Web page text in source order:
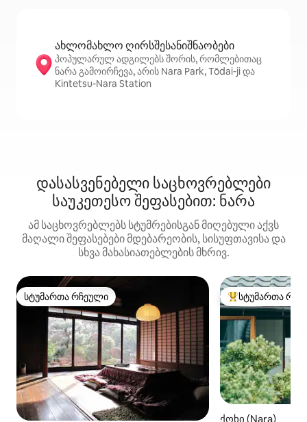
ახლომახლო ღირსშესანიშნაობები
პოპულარულ ადგილებს შორის, რომლებითაც
ნარა გამოირჩევა, არის Nara Park, Tōdai-ji და
Kintetsu-Nara Station
დასასვენებელი საცხოვრებლები
საუკეთესო შეფასებით: ნარა
ამ საცხოვრებლებს სტუმრებისგან მიღებული აქვს
მაღალი შეფასებები მდებარეობის, სისუფთავისა და
სხვა მახასიათებლების მხრივ.
სტუმართა რჩეული
სტუმართა რჩეული სტუმართა
სტუმართა
ქოხი (Nara)